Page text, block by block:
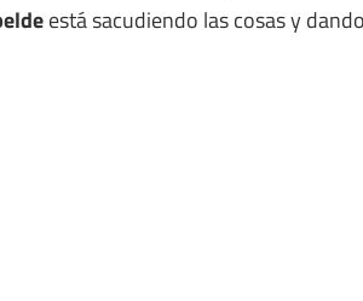
está sacudiendo las cosas y